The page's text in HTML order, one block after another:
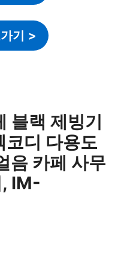
기 >
블랙 제빙기
코디 다용도
음 카페 사무
, IM-